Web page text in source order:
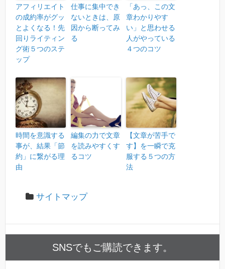
アフィリエイト
の成約率がグッ
とよくなる！先
回りライティン
グ術５つのステ
ップ
仕事に集中でき
ないときは、原
因から断ってみ
る
「あっ、この文
章わかりやす
い」と思わせる
人がやっている
４つのコツ
時間を意識する
事が、結果「節
約」に繋がる理
由
編集の力で文章
を読みやすくす
るコツ
【文章が苦手で
す】を一瞬で克
服する５つの方
法
サイトマップ
SNSでもご購読できます。